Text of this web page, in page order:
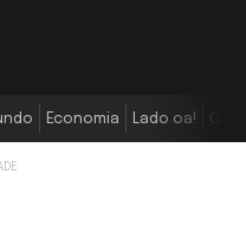
Economia Lado oa!